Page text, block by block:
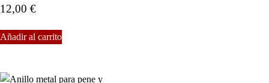
12,00 €
Añadir al carrito